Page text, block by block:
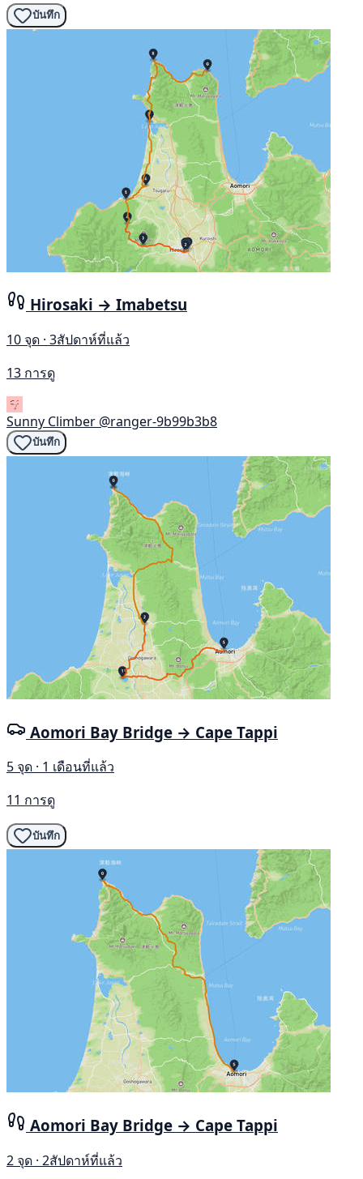
บันทึก
Hirosaki → Imabetsu
10 จุด · 3สัปดาห์ที่แล้ว
13 การดู
Sunny Climber @ranger-9b99b3b8
บันทึก
Aomori Bay Bridge → Cape Tappi
5 จุด · 1 เดือนที่แล้ว
11 การดู
บันทึก
Aomori Bay Bridge → Cape Tappi
2 จุด · 2สัปดาห์ที่แล้ว